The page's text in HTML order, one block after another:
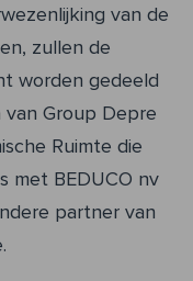
van de
zullen de
worden gedeeld
Group Depre
Ruimte die
met BEDUCO nv
partner van